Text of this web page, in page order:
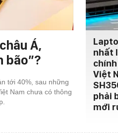
Á,
bão”?
tới 40%, sau những
Nam chưa có thông
nhất
Việt
phải
mới